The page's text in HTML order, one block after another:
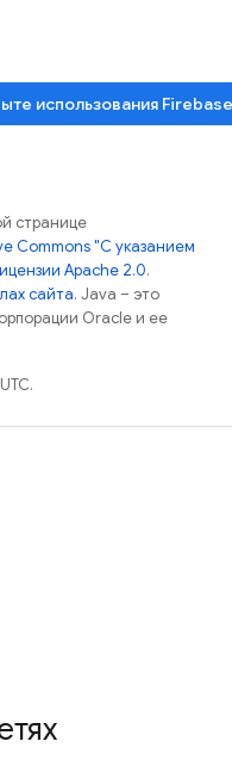
использования
странице
Commons "С указанием
Apache 2.0.
сайта. Java – это
Oracle и ее